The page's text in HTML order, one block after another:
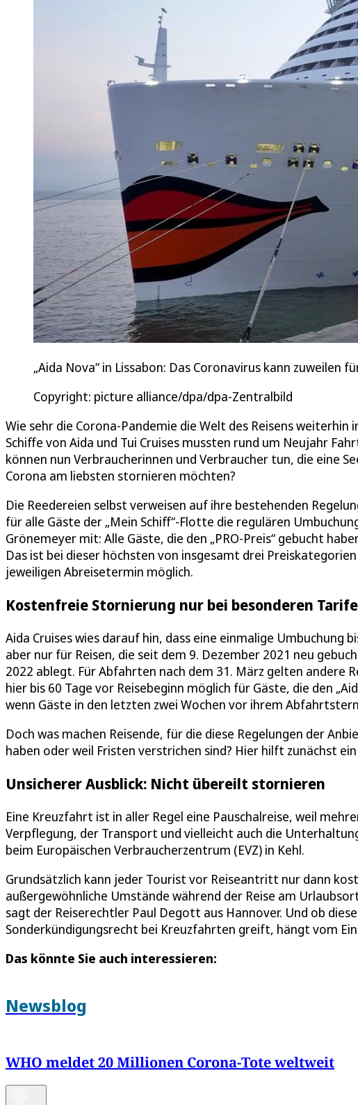
„Aida Nova“ in Lissabon: Das Coronavirus kann
Copyright: picture alliance/dpa/dpa-Zentralbild
Wie sehr die Corona-Pandemie die Welt des Reisens
Schiffe von Aida und Tui Cruises mussten rund um Neujahr
können nun Verbraucherinnen und Verbraucher tun, die eine
Corona am liebsten stornieren möchten?
Die Reedereien selbst verweisen auf ihre bestehenden
für alle Gäste der „Mein Schiff“-Flotte die regulären
Grönemeyer mit: Alle Gäste, die den „PRO-Preis“ gebucht
Das ist bei dieser höchsten von insgesamt drei
jeweiligen Abreisetermin möglich.
Kostenfreie Stornierung nur bei besonderen
Aida Cruises wies darauf hin, dass eine einmalige
aber nur für Reisen, die seit dem 9. Dezember 2021 neu
2022 ablegt. Für Abfahrten nach dem 31. März gelten andere
hier bis 60 Tage vor Reisebeginn möglich für Gäste, die den
wenn Gäste in den letzten zwei Wochen vor ihrem
Doch was machen Reisende, für die diese Regelungen der
haben oder weil Fristen verstrichen sind? Hier hilft zunächst
Unsicherer Ausblick: Nicht übereilt stornieren
Eine Kreuzfahrt ist in aller Regel eine Pauschalreise, weil
Verpflegung, der Transport und vielleicht auch die
beim Europäischen Verbraucherzentrum (EVZ) in Kehl.
Grundsätzlich kann jeder Tourist vor Reiseantritt nur dann
außergewöhnliche Umstände während der Reise am
sagt der Reiserechtler Paul Degott aus Hannover. Und ob
Sonderkündigungsrecht bei Kreuzfahrten greift, hängt vom
Das könnte Sie auch interessieren:
Newsblog
WHO meldet 20 Millionen Corona-Tote weltweit